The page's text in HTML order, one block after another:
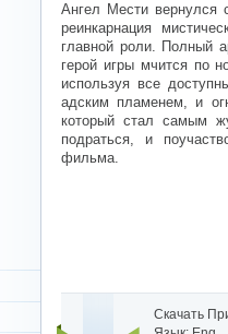
Ангел Мести вернулся
реинкарнация
главной роли. Полный
герой игры мчится по
используя все
адским пламенем, и
который стал самым
подраться, и
фильма.
Скачать